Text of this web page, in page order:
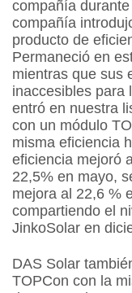
compañía
compañía
producto de
Permaneció en
mientras que sus
inaccesibles para
entró en nuestra
con un módulo
misma eficiencia
eficiencia mejoró
22,5% en mayo,
mejora al 22,6 %
compartiendo el
JinkoSolar en
DAS Solar
TOPCon con la